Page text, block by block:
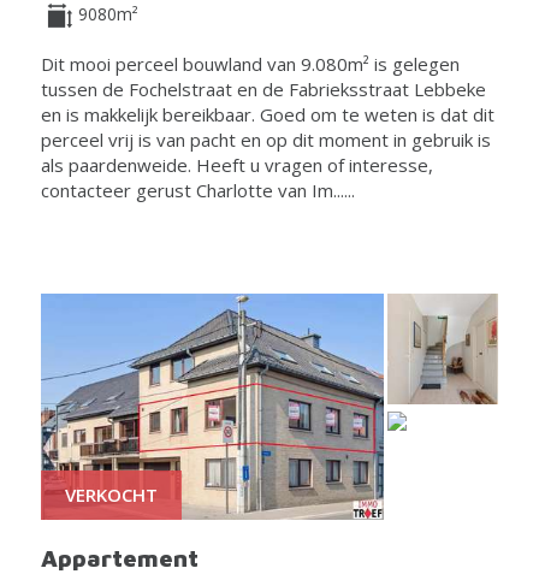
9080m²
Dit mooi perceel bouwland van 9.080m² is gelegen
tussen de Fochelstraat en de Fabrieksstraat Lebbeke
en is makkelijk bereikbaar. Goed om te weten is dat dit
perceel vrij is van pacht en op dit moment in gebruik is
als paardenweide. Heeft u vragen of interesse,
contacteer gerust Charlotte van Im......
VERKOCHT
Appartement